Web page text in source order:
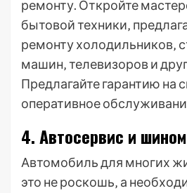
ремонту. Откройте
бытовой техники‚
ремонту холодильников‚
машин‚ телевизоров и
Предлагайте гарантию на
оперативное
4. Автосервис и
Автомобиль для многих
это не роскошь‚ а